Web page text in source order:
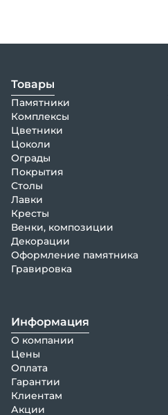
Товары
Памятники
Комплексы
Цветники
Цоколи
Ограды
Покрытия
Столы
Лавки
Кресты
Венки, композиции
Декорации
Оформление памятника
Гравировка
Информация
О компании
Цены
Оплата
Гарантии
Клиентам
Акции